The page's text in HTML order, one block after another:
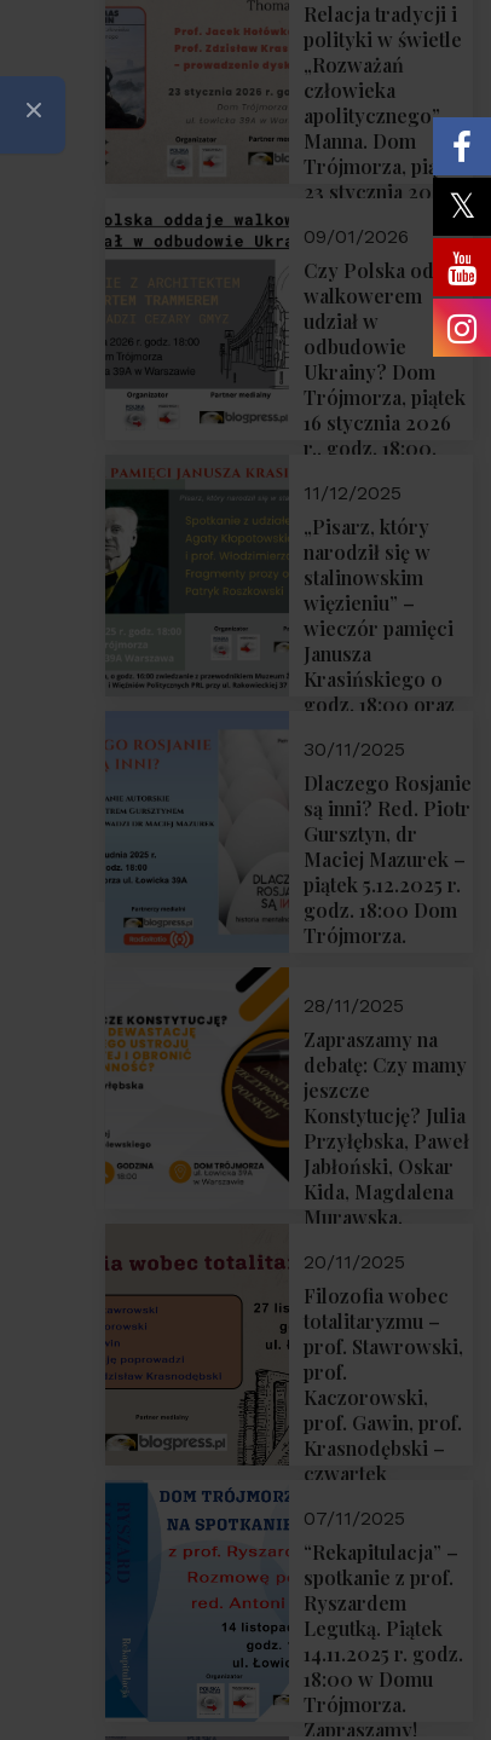
Relacja tradycji i
polityki w świetle
„Rozważań
człowieka
apolitycznego”
Manna. Dom
Trójmorza, piątek
23 stycznia 2026
Zapraszamy!
09/01/2026
Czy Polska oddaje
walkowerem
udział w
odbudowie
Ukrainy? Dom
Trójmorza, piątek
16 stycznia 2026
r., godz. 18:00.
11/12/2025
„Pisarz, który
narodził się w
stalinowskim
więzieniu” –
wieczór pamięci
Janusza
Krasińskiego o
godz. 18:00 oraz
Muzeum
Żołnierzy
Wyklętych i
Więźniów
Politycznych PRL
o godz. 16:00 – 19
grudnia 2025 r.
30/11/2025
Dlaczego Rosjanie
są inni? Red. Piotr
Gursztyn, dr
Maciej Mazurek –
piątek 5.12.2025 r.
godz. 18:00 Dom
Trójmorza.
28/11/2025
Zapraszamy na
debatę: Czy mamy
jeszcze
Konstytucję? Julia
Przyłębska, Paweł
Jabłoński, Oskar
Kida, Magdalena
Murawska,
Sobolewski – 4
grudnia 2025 r.
godz. 18:00.
20/11/2025
Filozofia wobec
totalitaryzmu –
prof. Stawrowski,
prof.
Kaczorowski,
prof. Gawin, prof.
Krasnodębski –
czwartek
18:00
07/11/2025
“Rekapitulacja” –
spotkanie z prof.
Ryszardem
Legutką. Piątek
14.11.2025 r. godz.
18:00 w Domu
Trójmorza.
Zapraszamy!
Zamknij